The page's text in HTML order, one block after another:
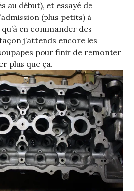
au début), et essayé de
(plus petits) à
en commander des
j’attends encore les
pour finir de remonter
plus que ça.